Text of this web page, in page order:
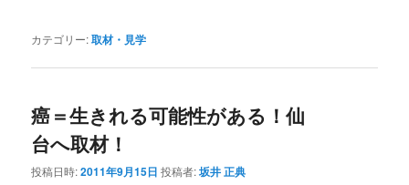
カテゴリー:取材・見学
癌＝生きれる可能性がある！仙
台へ取材！
投稿日時:2011年9月15日 投稿者:坂井 正典